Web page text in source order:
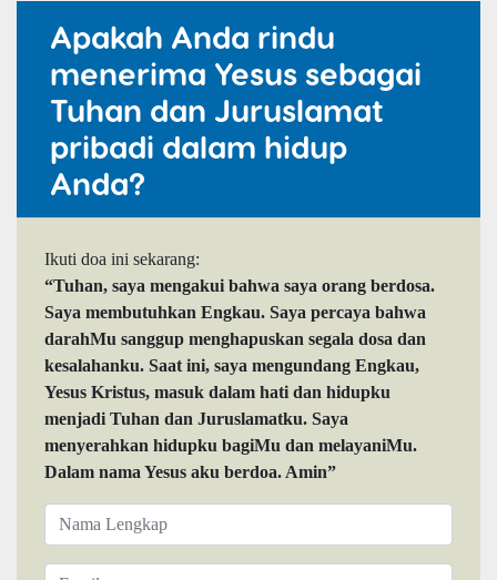
Apakah Anda rindu
menerima Yesus sebagai
Tuhan dan Juruslamat
pribadi dalam hidup
Anda?
Ikuti doa ini sekarang:
“Tuhan, saya mengakui bahwa saya orang berdosa.
Saya membutuhkan Engkau. Saya percaya bahwa
darahMu sanggup menghapuskan segala dosa dan
kesalahanku. Saat ini, saya mengundang Engkau,
Yesus Kristus, masuk dalam hati dan hidupku
menjadi Tuhan dan Juruslamatku. Saya
menyerahkan hidupku bagiMu dan melayaniMu.
Dalam nama Yesus aku berdoa. Amin”